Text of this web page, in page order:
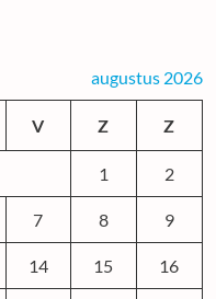
augustus 2026
V Z Z
1 2
7 8 9
14 15 16